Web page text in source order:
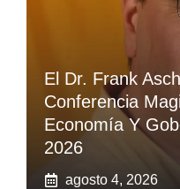
El Dr. Frank
Conferencia
Economía Y
2026
agosto 4, 2026